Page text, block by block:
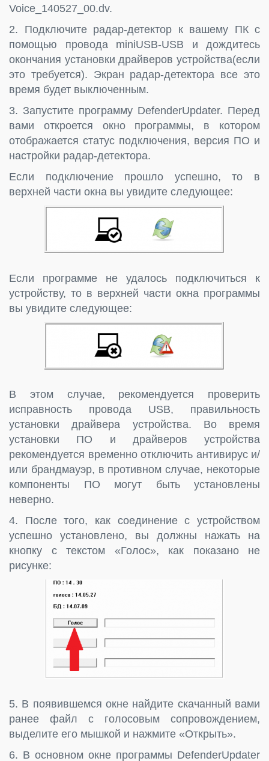
Voice_140527_00.dv.
2. Подключите радар-детектор к вашему ПК с
помощью провода miniUSB-USB и дождитесь
окончания установки драйверов устройства(если
это требуется). Экран радар-детектора все это
время будет выключенным.
3. Запустите программу DefenderUpdater. Перед
вами откроется окно программы, в котором
отображается статус подключения, версия ПО и
настройки радар-детектора.
Если подключение прошло успешно, то в
верхней части окна вы увидите следующее:
Если программе не удалось подключиться к
устройству, то в верхней части окна программы
вы увидите следующее:
В этом случае, рекомендуется проверить
исправность провода USB, правильность
установки драйвера устройства. Во время
установки ПО и драйверов устройства
рекомендуется временно отключить антивирус и/
или брандмауэр, в противном случае, некоторые
компоненты ПО могут быть установлены
неверно.
4. После того, как соединение с устройством
успешно установлено, вы должны нажать на
кнопку с текстом «Голос», как показано не
рисунке:
5. В появившемся окне найдите скачанный вами
ранее файл c голосовым сопровождением,
выделите его мышкой и нажмите «Открыть».
6. В основном окне программы DefenderUpdater